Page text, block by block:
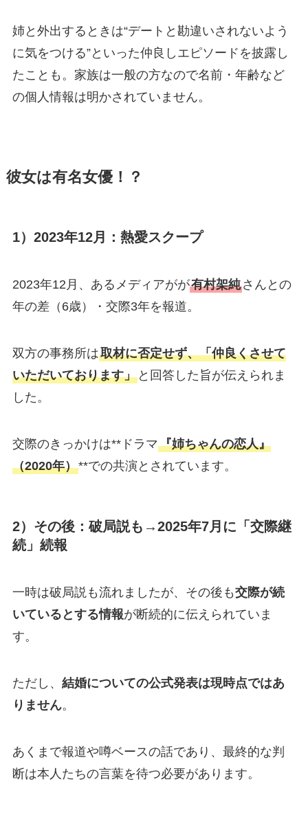
姉と外出するときは“デートと勘違いされないよう
に気をつける”といった仲良しエピソードを披露し
たことも。家族は一般の方なので名前・年齢など
の個人情報は明かされていません。
彼女は有名女優！？
1）2023年12月： 熱愛スクープ
2023年12月、あるメディアがが有村架純さんとの
年の差（6歳）・交際3年を報道。
双方の事務所は取材に否定せず、「仲良くさせて
いただいております」と回答した旨が伝えられま
した。
交際のきっかけは**ドラマ『姉ちゃんの恋人』
（2020年）**での共演とされています。
2）その後：破局説も→2025年7月に「交際継
続」続報
一時は破局説も流れましたが、その後も交際が続
いているとする情報が断続的に伝えられていま
す。
ただし、 結婚についての公式発表は現時点ではあ
りません。
あくまで報道や噂ベースの話であり、最終的な判
断は本人たちの言葉を待つ必要があります。